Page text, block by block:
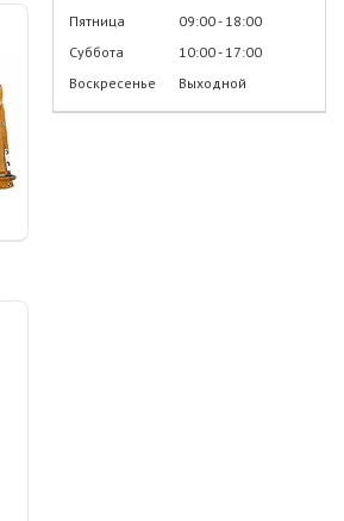
Пятница
09:00 18:00
Суббота
10:00 17:00
Воскресенье
Выходной